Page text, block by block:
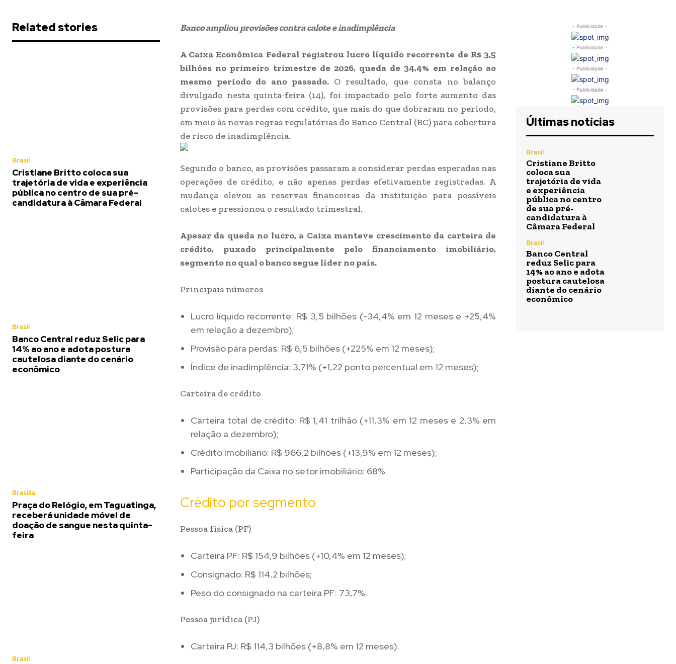
Related stories
Brasil
Cristiane Britto coloca sua
trajetória de vida e experiência
pública no centro de sua pré-
candidatura à Câmara Federal
Brasil
Banco Central reduz Selic para
14% ao ano e adota postura
cautelosa diante do cenário
econômico
Brasília
Praça do Relógio, em Taguatinga,
receberá unidade móvel de
doação de sangue nesta quinta-
feira
Brasil
Banco ampliou provisões contra calote e inadimplência
A Caixa Econômica Federal registrou lucro líquido recorrente de R$ 3,5
bilhões no primeiro trimestre de 2026, queda de 34,4% em relação ao
mesmo período do ano passado. O resultado, que consta no balanço
divulgado nesta quinta-feira (14), foi impactado pelo forte aumento das
provisões para perdas com crédito, que mais do que dobraram no período,
em meio às novas regras regulatórias do Banco Central (BC) para cobertura
de risco de inadimplência.
Segundo o banco, as provisões passaram a considerar perdas esperadas nas
operações de crédito, e não apenas perdas efetivamente registradas. A
mudança elevou as reservas financeiras da instituição para possíveis
calotes e pressionou o resultado trimestral.
Apesar da queda no lucro, a Caixa manteve crescimento da carteira de
crédito, puxado principalmente pelo financiamento imobiliário,
segmento no qual o banco segue líder no país.
Principais números
Lucro líquido recorrente: R$ 3,5 bilhões (-34,4% em 12 meses e +25,4%
em relação a dezembro);
Provisão para perdas: R$ 6,5 bilhões (+225% em 12 meses);
Índice de inadimplência: 3,71% (+1,22 ponto percentual em 12 meses);
Carteira de crédito
Carteira total de crédito: R$ 1,41 trilhão (+11,3% em 12 meses e 2,3% em
relação a dezembro);
Crédito imobiliário: R$ 966,2 bilhões (+13,9% em 12 meses);
Participação da Caixa no setor imobiliário: 68%.
Crédito por segmento
Pessoa física (PF)
Carteira PF: R$ 154,9 bilhões (+10,4% em 12 meses);
Consignado: R$ 114,2 bilhões;
Peso do consignado na carteira PF: 73,7%.
Pessoa jurídica (PJ)
Carteira PJ: R$ 114,3 bilhões (+8,8% em 12 meses).
- Publicidade -
- Publicidade -
- Publicidade -
- Publicidade -
Últimas notícias
Brasil
Cristiane Britto
coloca sua
trajetória de vida
e experiência
pública no centro
de sua pré-
candidatura à
Câmara Federal
Brasil
Banco Central
reduz Selic para
14% ao ano e adota
postura cautelosa
diante do cenário
econômico